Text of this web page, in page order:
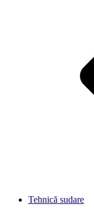
Tehnică sudare